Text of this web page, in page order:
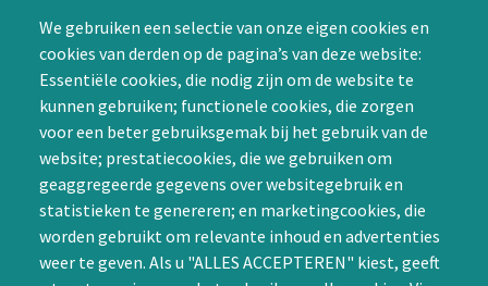
We gebruiken een selectie van onze eigen cookies en
cookies van derden op de pagina’s van deze website:
Essentiële cookies, die nodig zijn om de website te
kunnen gebruiken; functionele cookies, die zorgen
voor een beter gebruiksgemak bij het gebruik van de
website; prestatiecookies, die we gebruiken om
geaggregeerde gegevens over websitegebruik en
statistieken te genereren; en marketingcookies, die
worden gebruikt om relevante inhoud en advertenties
weer te geven. Als u "ALLES ACCEPTEREN" kiest, geeft
Achternaam (optioneel)
CAPTCHA
samenwerken in een van
de Special Interest
Groepen (SIG’s) of zelf een
SIG initiëren
Word lid